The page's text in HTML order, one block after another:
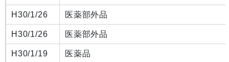
H30/1/26 医薬部外品
H30/1/26 医薬部外品
H30/1/19 医薬品